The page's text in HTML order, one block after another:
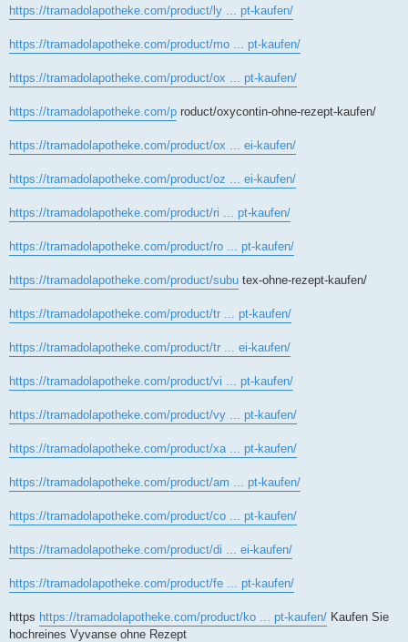
https://tramadolapotheke.com/product/ly ... pt-kaufen/
https://tramadolapotheke.com/product/mo ... pt-kaufen/
https://tramadolapotheke.com/product/ox ... pt-kaufen/
https://tramadolapotheke.com/p roduct/oxycontin-ohne-rezept-kaufen/
https://tramadolapotheke.com/product/ox ... ei-kaufen/
https://tramadolapotheke.com/product/oz ... ei-kaufen/
https://tramadolapotheke.com/product/ri ... pt-kaufen/
https://tramadolapotheke.com/product/ro ... pt-kaufen/
https://tramadolapotheke.com/product/subu tex-ohne-rezept-kaufen/
https://tramadolapotheke.com/product/tr ... pt-kaufen/
https://tramadolapotheke.com/product/tr ... ei-kaufen/
https://tramadolapotheke.com/product/vi ... pt-kaufen/
https://tramadolapotheke.com/product/vy ... pt-kaufen/
https://tramadolapotheke.com/product/xa ... pt-kaufen/
https://tramadolapotheke.com/product/am ... pt-kaufen/
https://tramadolapotheke.com/product/co ... pt-kaufen/
https://tramadolapotheke.com/product/di ... ei-kaufen/
https://tramadolapotheke.com/product/fe ... pt-kaufen/
https https://tramadolapotheke.com/product/ko ... pt-kaufen/ Kaufen Sie
hochreines Vyvanse ohne Rezept